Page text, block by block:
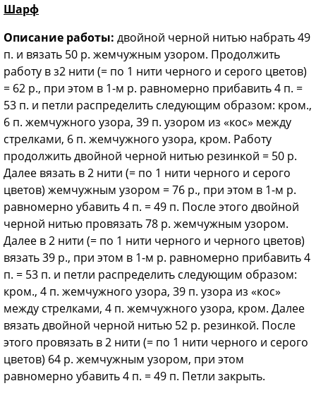
Шарф
Описание работы: двойной черной нитью набрать 49
п. и вязать 50 р. жемчужным узором. Продолжить
работу в з2 нити (= по 1 нити черного и серого цветов)
= 62 р., при этом в 1-м р. равномерно прибавить 4 п. =
53 п. и петли распределить следующим образом: кром.,
6 п. жемчужного узора, 39 п. узором из «кос» между
стрелками, 6 п. жемчужного узора, кром. Работу
продолжить двойной черной нитью резинкой = 50 р.
Далее вязать в 2 нити (= по 1 нити черного и серого
цветов) жемчужным узором = 76 р., при этом в 1-м р.
равномерно убавить 4 п. = 49 п. После этого двойной
черной нитью провязать 78 р. жемчужным узором.
Далее в 2 нити (= по 1 нити черного и черного цветов)
вязать 39 р., при этом в 1-м р. равномерно прибавить 4
п. = 53 п. и петли распределить следующим образом:
кром., 4 п. жемчужного узора, 39 п. узора из «кос»
между стрелками, 4 п. жемчужного узора, кром. Далее
вязать двойной черной нитью 52 р. резинкой. После
этого провязать в 2 нити (= по 1 нити черного и серого
цветов) 64 р. жемчужным узором, при этом
равномерно убавить 4 п. = 49 п. Петли закрыть.